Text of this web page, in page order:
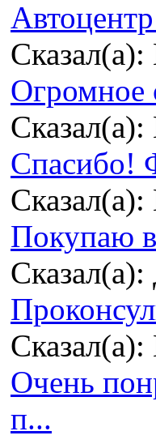
Огромное
Спасибо!
Покупаю в
Очень
п...